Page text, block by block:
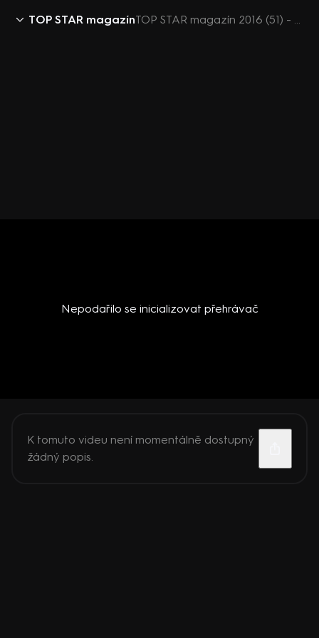
TOP STAR magazín TOP STAR magazín 2016 (51) - Dara Rolins
Nepodařilo se inicializovat přehrávač
K tomuto videu není momentálně dostupný
žádný popis.